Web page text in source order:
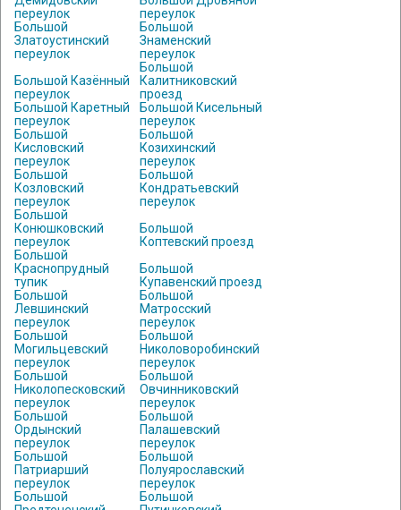
переулок
переулок
Большой
Златоустинский
переулок
Большой
Знаменский
переулок
Большой Казённый
переулок
Большой
Калитниковский
проезд
Большой Каретный
переулок
Большой Кисельный
переулок
Большой
Кисловский
переулок
Большой
Козихинский
переулок
Большой
Козловский
переулок
Большой
Кондратьевский
переулок
Большой
Конюшковский
переулок
Большой
Коптевский проезд
Большой
Краснопрудный
тупик
Большой
Купавенский проезд
Большой
Левшинский
переулок
Большой
Матросский
переулок
Большой
Могильцевский
переулок
Большой
Николоворобинский
переулок
Большой
Николопесковский
переулок
Большой
Овчинниковский
переулок
Большой
Ордынский
переулок
Большой
Палашевский
переулок
Большой
Патриарший
переулок
Большой
Полуярославский
переулок
Большой
Большой